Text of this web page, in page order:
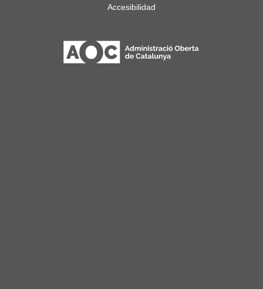
Accesibilidad